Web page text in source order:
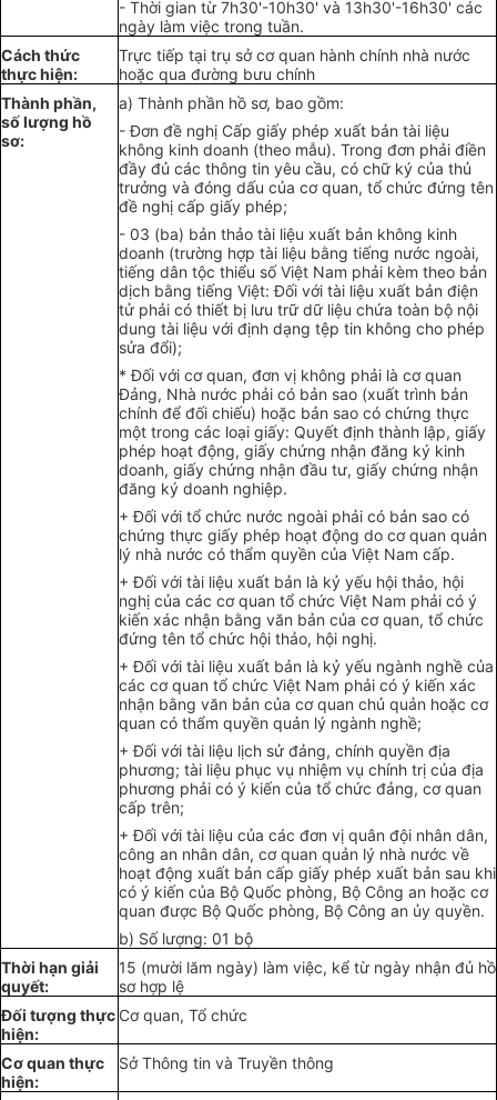
- Thời gian từ 7h30'-10h30' và 13h30'-16h30' các
ngày làm việc trong tuần.
Cách thức
thực hiện:
Trực tiếp tại trụ sở cơ quan hành chính nhà nước
hoặc qua đường bưu chính
Thành phần,
số lượng hồ
sơ:
a) Thành phần hồ sơ, bao gồm:
- Đơn đề nghị Cấp giấy phép xuất bản tài liệu
không kinh doanh (theo mẫu). Trong đơn phải điền
đầy đủ các thông tin yêu cầu, có chữ ký của thủ
trưởng và đóng dấu của cơ quan, tổ chức đứng tên
đề nghị cấp giấy phép;
- 03 (ba) bản thảo tài liệu xuất bản không kinh
doanh (trường hợp tài liệu bằng tiếng nước ngoài,
tiếng dân tộc thiểu số Việt Nam phải kèm theo bản
dịch bằng tiếng Việt: Đối với tài liệu xuất bản điện
tử phải có thiết bị lưu trữ dữ liệu chứa toàn bộ nội
dung tài liệu với định dạng tệp tin không cho phép
sửa đổi);
* Đối với cơ quan, đơn vị không phải là cơ quan
Đảng, Nhà nước phải có bản sao (xuất trình bản
chính để đối chiếu) hoặc bản sao có chứng thực
một trong các loại giấy: Quyết định thành lập, giấy
phép hoạt động, giấy chứng nhận đăng ký kinh
doanh, giấy chứng nhận đầu tư, giấy chứng nhận
đăng ký doanh nghiệp.
+Đối với tổ chức nước ngoài phải có bản sao có
chứng thực giấy phép hoạt động do cơ quan quản
lý nhà nước có thẩm quyền của Việt Nam cấp.
+Đối với tài liệu xuất bản là kỷ yếu hội thảo, hội
nghị của các cơ quan tổ chức Việt Nam phải có ý
kiến xác nhận bằng văn bản của cơ quan, tổ chức
đứng tên tổ chức hội thảo, hội nghị.
+ Đối với tài liệu xuất bản là kỷ yếu ngành nghề của
các cơ quan tổ chức Việt Nam phải có ý kiến xác
nhận bằng văn bản của cơ quan chủ quản hoặc cơ
quan có thẩm quyền quản lý ngành nghề;
+ Đối với tài liệu lịch sử đảng, chính quyền địa
phương; tài liệu phục vụ nhiệm vụ chính trị của địa
phương phải có ý kiến của tổ chức đảng, cơ quan
cấp trên;
+Đối với tài liệu của các đơn vị quân đội nhân dân,
công an nhân dân, cơ quan quản lý nhà nước về
hoạt động xuất bản cấp giấy phép xuất bản sau khi
có ý kiến của Bộ Quốc phòng, Bộ Công an hoặc cơ
quan được Bộ Quốc phòng, Bộ Công an ủy quyền.
b) Số lượng: 01 bộ
Thời hạn giải
quyết:
15 (mười lăm ngày) làm việc, kể từ ngày nhận đủ hồ
sơ hợp lệ
Đối tượng thực
hiện:
Cơ quan, Tổ chức
Cơ quan thực
hiện:
Sở Thông tin và Truyền thông